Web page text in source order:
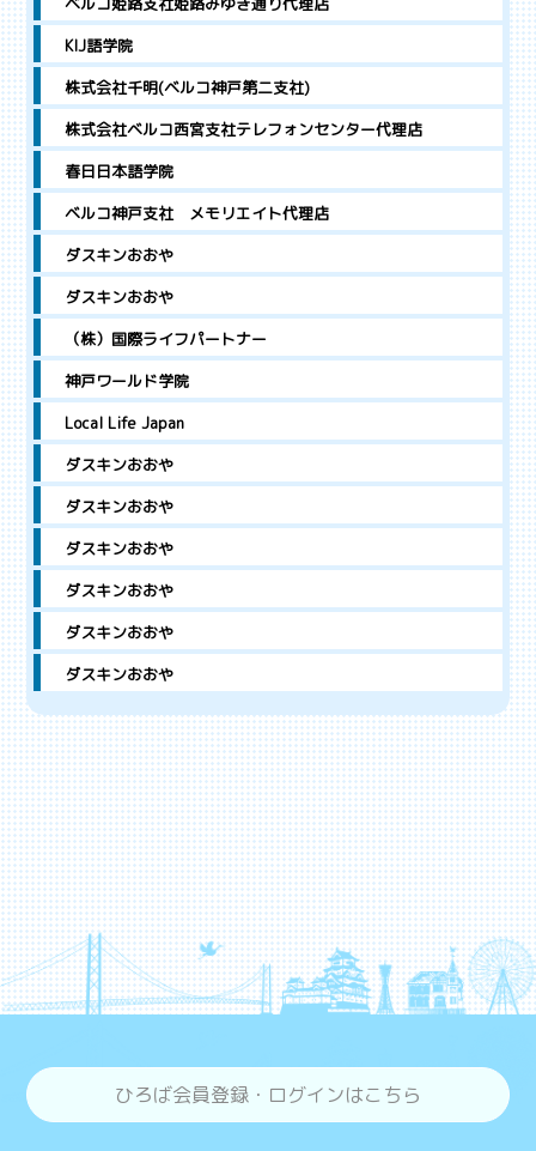
KIJ語学院
株式会社千明(ベルコ神戸第二支社)
株式会社ベルコ西宮支社テレフォンセンター代理店
春日日本語学院
ベルコ神戸支社 メモリエイト代理店
ダスキンおおや
ダスキンおおや
（株）国際ライフパートナー
神戸ワールド学院
Local Life Japan
ダスキンおおや
ダスキンおおや
ダスキンおおや
ダスキンおおや
ダスキンおおや
ダスキンおおや
ひろば会員登録・ログインはこちら